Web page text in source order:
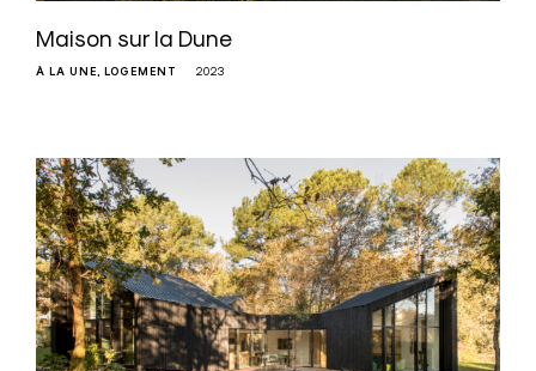
Maison sur la Dune
À LA UNE LOGEMENT 2023